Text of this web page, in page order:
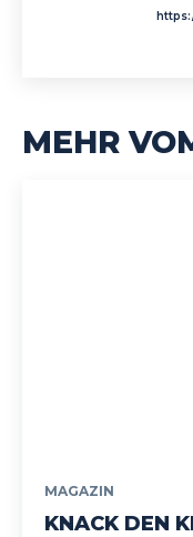
MEHR
MAGAZIN
KNACK DEN